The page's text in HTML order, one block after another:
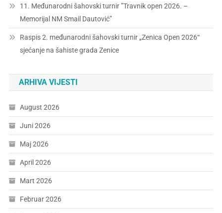
11. Međunarodni šahovski turnir ”Travnik open 2026. –
Memorijal NM Smail Dautović”
Raspis 2. međunarodni šahovski turnir „Zenica Open 2026“
sjećanje na šahiste grada Zenice
ARHIVA VIJESTI
August 2026
Juni 2026
Maj 2026
April 2026
Mart 2026
Februar 2026